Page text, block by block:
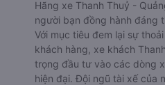
Hãng xe Thanh Thuỷ -
người bạn đồng hành đáng
Với mục tiêu đem lại sự
khách hàng, xe khách
trọng đầu tư vào các dòng
hiện đại. Đội ngũ tài xế của